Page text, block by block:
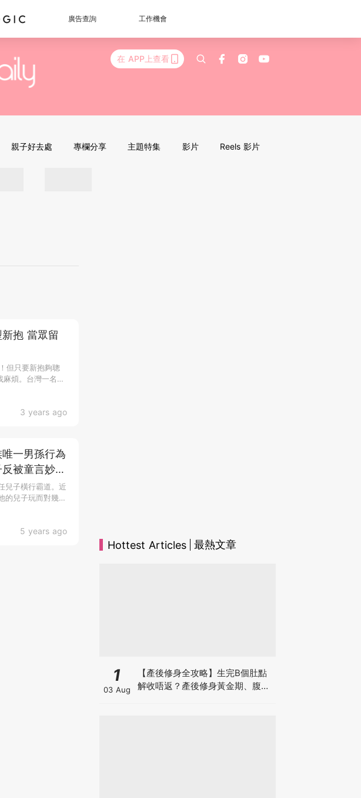
廣告查詢 工作機會
在 APP上查看
親子好去處 專欄分享 主題特集 影片 Reels 影片
3 years ago
新抱 當眾留
但只要新抱夠聰
煩。台灣一名媳
5 years ago
唯一男孫行為
被童言妙答
兒子橫行霸道。近
的兒子玩而對幾
Hottest Articles 最熱文章
1
03 Aug
【產後修身全攻略】生完B個肚點
解收唔返？產後修身黃金期、腹直